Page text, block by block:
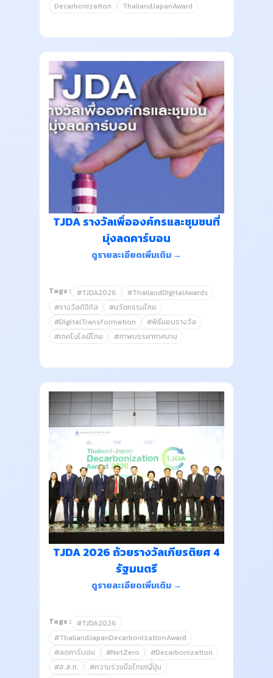
Decarbonization
ThailandJapanAward
TJDA รางวัลเพื่อองค์กรและชุมชนที่
มุ่งลดคาร์บอน
ดูรายละเอียดเพิ่มเติม →
Tags : #TJDA2026
#ThailandDigitalAwards
#รางวัลดิจิทัล
#นวัตกรรมไทย
#DigitalTransformation
#พิธีมอบรางวัล
#เทคโนโลยีไทย
#ภาพบรรยากาศงาน
TJDA 2026 ถ้วยรางวัลเกียรติยศ 4
รัฐมนตรี
ดูรายละเอียดเพิ่มเติม →
Tags : #TJDA2026
#ThailandJapanDecarbonizationAward
#ลดคาร์บอน
#NetZero
#Decarbonization
#ส.ส.ท.
#ความร่วมมือไทยญี่ปุ่น